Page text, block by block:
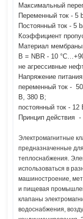
Максимальный
Переменный ток - 5
Постоянный ток - 5
Коэффициент
Материал
В = NBR - 10
не агрессивные
Напряжение
переменный ток -
В, 380 В;
постоянный ток -
Принцип действия -
Электромагнитные
предназначенные
теплоснабжения.
использоваться в
машиностроение,
и пищевая
клапаны
водоснабжения,